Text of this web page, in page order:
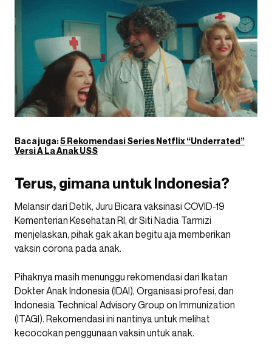
Baca juga:5 Rekomendasi Series Netflix “Underrated”
Versi A La Anak USS
Terus, gimana untuk Indonesia?
Melansir dari Detik, Juru Bicara vaksinasi COVID-19
Kementerian Kesehatan RI, dr Siti Nadia Tarmizi
menjelaskan, pihak gak akan begitu aja memberikan
vaksin corona pada anak.
Pihaknya masih menunggu rekomendasi dari Ikatan
Dokter Anak Indonesia (IDAI), Organisasi profesi, dan
Indonesia Technical Advisory Group on Immunization
(ITAGI). Rekomendasi ini nantinya untuk melihat
kecocokan penggunaan vaksin untuk anak.